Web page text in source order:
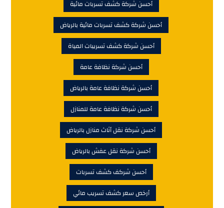
أحسن شركة كشف تسربات مائية
أحسن شركة كشف تسربات مائية بالرياض
أحسن شركة كشف تسريبات المياة
أحسن شركة نظافة عامة
أحسن شركة نظافة عامة بالرياض
أحسن شركة نظافة عامة للمنازل
أحسن شركة نقل أثاث منازل بالرياض
أحسن شركة نقل عفش بالرياض
أحسن شركف كشف تسربات
أرخص سعر كشف تسريب مائي